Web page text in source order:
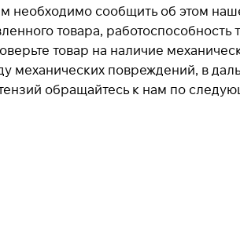
необходимо сообщить об этом
товара, работоспособность
товар на наличие
механических повреждений, в
обращайтесь к нам по